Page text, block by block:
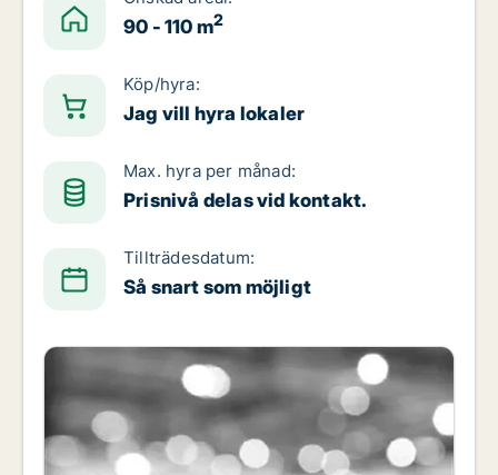
90 - 110 m2
Köp/hyra:
Jag vill hyra lokaler
Max. hyra per månad:
Prisnivå delas vid kontakt.
Tillträdesdatum:
Så snart som möjligt